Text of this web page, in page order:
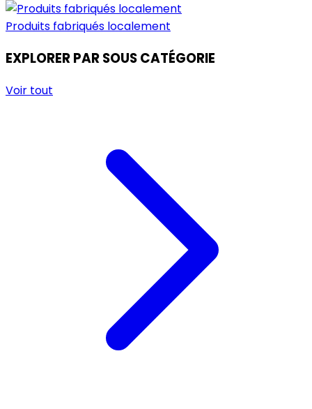
Produits fabriqués localement
EXPLORER PAR SOUS CATÉGORIE
Voir tout